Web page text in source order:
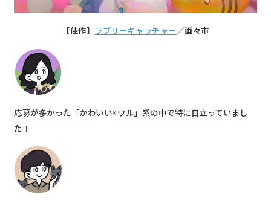
【佳作】 ラブリーキャッチャー／画々市
応募が多かった「かわいい×ワル」系の中で特に目立っていまし
た！